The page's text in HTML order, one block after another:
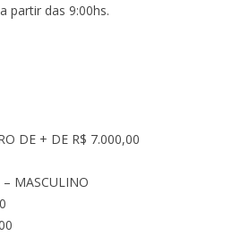
a partir das 9:00hs.
DE + DE R$ 7.000,00
MASCULINO